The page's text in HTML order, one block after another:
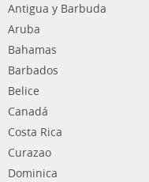
Antigua y Barbuda
Aruba
Bahamas
Barbados
Belice
Canadá
Costa Rica
Curazao
Dominica